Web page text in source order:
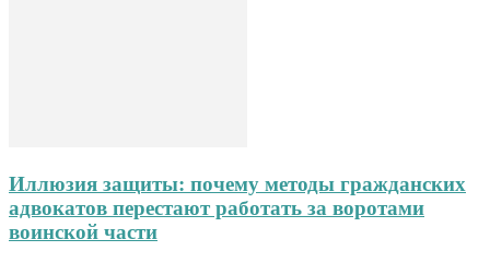
Иллюзия защиты: почему методы гражданских
адвокатов перестают работать за воротами
воинской части